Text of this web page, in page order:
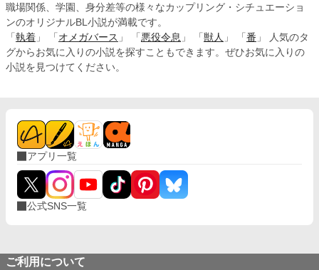
職場関係、学園、身分差等の様々なカップリング・シチュエーショ
ンのオリジナルBL小説が満載です。
「 執着 」 「 オメガバース 」 「 悪役令息 」 「 獣人 」 「 番 」 人気のタ
グからお気に入りの小説を探すこともできます。ぜひお気に入りの
小説を見つけてください。
アプリ一覧
公式SNS一覧
ご利用について